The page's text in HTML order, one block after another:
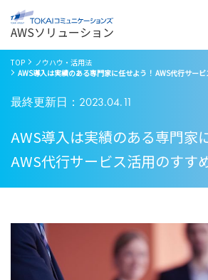
AWSソリューション
TOP
ノウハウ・活用法
AWS導入は実績のある専門家に任せよう！ AWS代行サー
最終更新日：2023.04.11
AWS導入は実績のある専門家
AWS代行サービス活用のすす